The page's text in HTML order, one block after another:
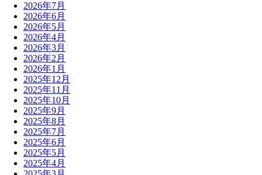
2026年7月
2026年6月
2026年5月
2026年4月
2026年3月
2026年2月
2026年1月
2025年12月
2025年11月
2025年10月
2025年9月
2025年8月
2025年7月
2025年6月
2025年5月
2025年4月